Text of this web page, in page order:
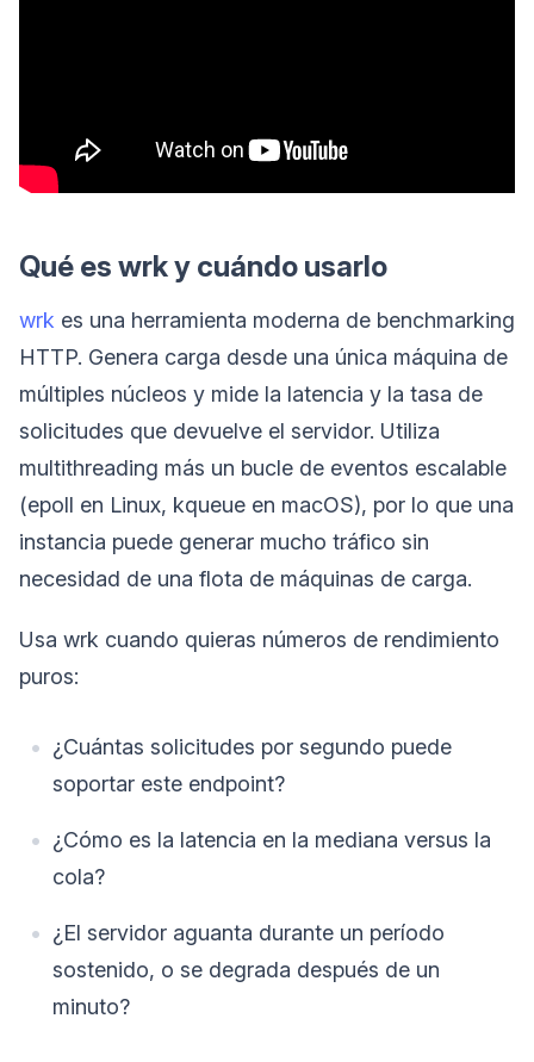
Qué es wrk y cuándo usarlo
wrk es una herramienta moderna de benchmarking
HTTP. Genera carga desde una única máquina de
múltiples núcleos y mide la latencia y la tasa de
solicitudes que devuelve el servidor. Utiliza
multithreading más un bucle de eventos escalable
(epoll en Linux, kqueue en macOS), por lo que una
instancia puede generar mucho tráfico sin
necesidad de una flota de máquinas de carga.
Usa wrk cuando quieras números de rendimiento
puros:
¿Cuántas solicitudes por segundo puede
soportar este endpoint?
¿Cómo es la latencia en la mediana versus la
cola?
¿El servidor aguanta durante un período
sostenido, o se degrada después de un
minuto?